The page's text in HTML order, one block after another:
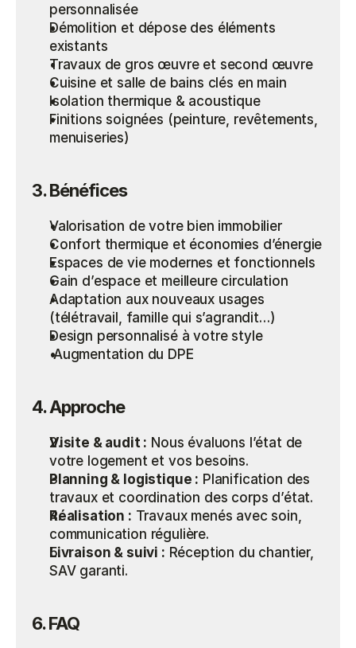
personnalisée
Démolition et dépose des éléments
existants
Travaux de gros œuvre et second œuvre
Cuisine et salle de bains clés en main
Isolation thermique & acoustique
Finitions soignées (peinture, revêtements,
menuiseries)
3. Bénéfices
Valorisation de votre bien immobilier
Confort thermique et économies d’énergie
Espaces de vie modernes et fonctionnels
Gain d’espace et meilleure circulation
Adaptation aux nouveaux usages
(télétravail, famille qui s’agrandit…)
Design personnalisé à votre style
Augmentation du DPE
4. Approche
Visite & audit : Nous évaluons l’état de
votre logement et vos besoins.
Planning & logistique : Planification des
travaux et coordination des corps d’état.
Réalisation : Travaux menés avec soin,
communication régulière.
Livraison & suivi : Réception du chantier,
SAV garanti.
6. FAQ